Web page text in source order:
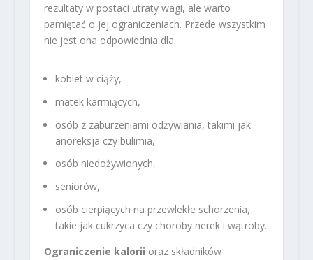
rezultaty w postaci utraty wagi, ale warto
pamiętać o jej ograniczeniach. Przede wszystkim
nie jest ona odpowiednia dla:
kobiet w ciąży,
matek karmiących,
osób z zaburzeniami odżywiania, takimi jak
anoreksja czy bulimia,
osób niedożywionych,
seniorów,
osób cierpiących na przewlekłe schorzenia,
takie jak cukrzyca czy choroby nerek i wątroby.
Ograniczenie kalorii oraz składników